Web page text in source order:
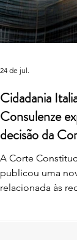
Cidadania
Consulenze
decisão da
Constitucional
A Corte
publicou uma
relacionada às
24 de jul.